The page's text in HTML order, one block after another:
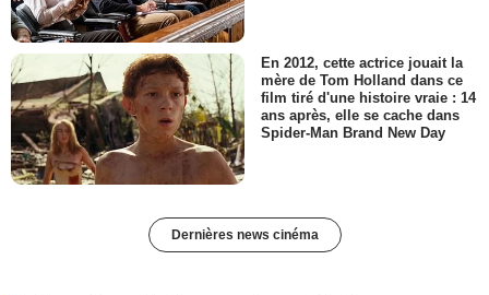
En 2012, cette actrice jouait la
mère de Tom Holland dans ce
film tiré d'une histoire vraie : 14
ans après, elle se cache dans
Spider-Man Brand New Day
Dernières news cinéma